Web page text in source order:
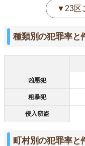
▼23区
種類別の犯罪率と
凶悪犯
粗暴犯
侵入窃盗
町村別の犯罪率と